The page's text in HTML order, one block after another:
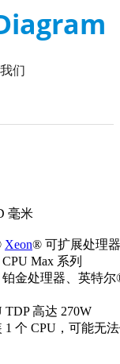
毫米
Xeon® 可扩展处理器
Max 系列
金处理器、英特
TDP 高达 270W
1 个 CPU，可能无